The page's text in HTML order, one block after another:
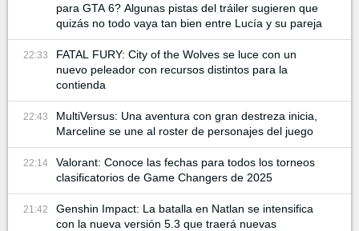
para GTA 6? Algunas pistas del tráiler sugieren que
quizás no todo vaya tan bien entre Lucía y su pareja
22:33
FATAL FURY: City of the Wolves se luce con un
nuevo peleador con recursos distintos para la
contienda
22:43
MultiVersus: Una aventura con gran destreza inicia,
Marceline se une al roster de personajes del juego
22:14
Valorant: Conoce las fechas para todos los torneos
clasificatorios de Game Changers de 2025
21:42
Genshin Impact: La batalla en Natlan se intensifica
con la nueva versión 5.3 que traerá nuevas